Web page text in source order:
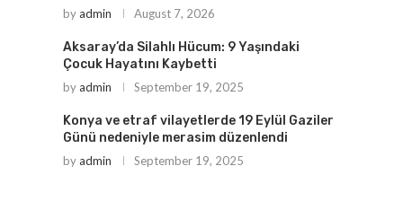
byadmin August 7, 2026
Aksaray’da Silahlı Hücum: 9 Yaşındaki
Çocuk Hayatını Kaybetti
byadmin September 19, 2025
Konya ve etraf vilayetlerde 19 Eylül Gaziler
Günü nedeniyle merasim düzenlendi
byadmin September 19, 2025